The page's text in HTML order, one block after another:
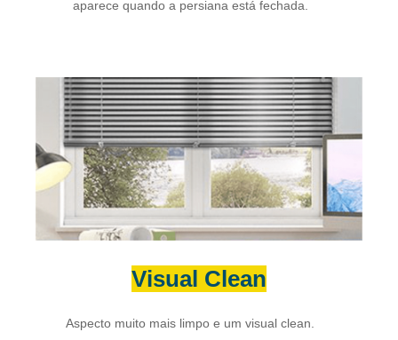
aparece quando a persiana está fechada.
Visual Clean
Aspecto muito mais limpo e um visual clean.